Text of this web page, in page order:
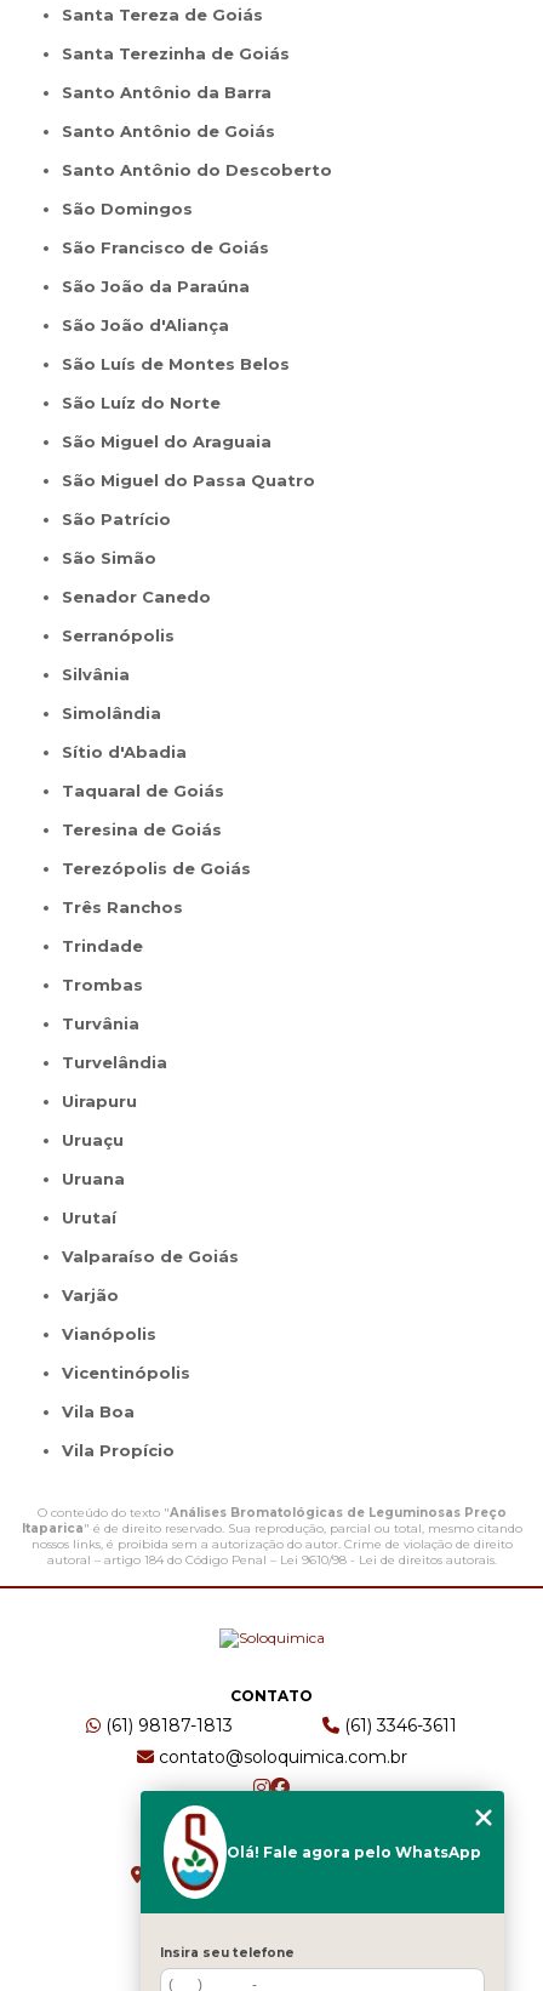
Santa Tereza de Goiás
Santa Terezinha de Goiás
Santo Antônio da Barra
Santo Antônio de Goiás
Santo Antônio do Descoberto
São Domingos
São Francisco de Goiás
São João da Paraúna
São João d'Aliança
São Luís de Montes Belos
São Luíz do Norte
São Miguel do Araguaia
São Miguel do Passa Quatro
São Patrício
São Simão
Senador Canedo
Serranópolis
Silvânia
Simolândia
Sítio d'Abadia
Taquaral de Goiás
Teresina de Goiás
Terezópolis de Goiás
Três Ranchos
Trindade
Trombas
Turvânia
Turvelândia
Uirapuru
Uruaçu
Uruana
Urutaí
Valparaíso de Goiás
Varjão
Vianópolis
Vicentinópolis
Vila Boa
Vila Propício
O conteúdo do texto "Análises Bromatológicas de Leguminosas Preço
Itaparica" é de direito reservado. Sua reprodução, parcial ou total, mesmo citando
nossos links, é proibida sem a autorização do autor. Crime de violação de direito
autoral – artigo 184 do Código Penal – Lei 9610/98 - Lei de direitos autorais.
CONTATO
(61) 98187-1813
(61) 3346-3611
contato@soloquimica.com.br
ENDEREÇO
CRS 511 Sul, Bl B, Sl 49 - Asa Sul
Brasília - DF - CEP: 70361-520
Olá! Fale agora pelo WhatsApp
Insira seu telefone